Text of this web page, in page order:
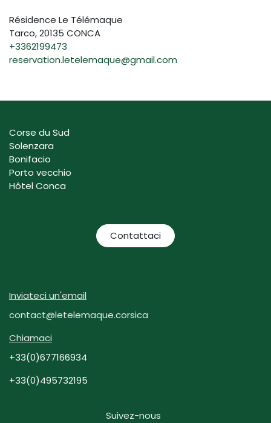
Résidence Le Télémaque
Tarco, 20135 CONCA
+3362199473
reservation.letelemaque@gmail.com
Corse du Sud
Solenzara
Bonifacio
Porto vecchio
Hôtel Conca
Contattaci
Inviateci un'email
contact@letelemaque.corsica
Chiamaci
+33(0)677166934
+33(0)495732195
Suivez-nous